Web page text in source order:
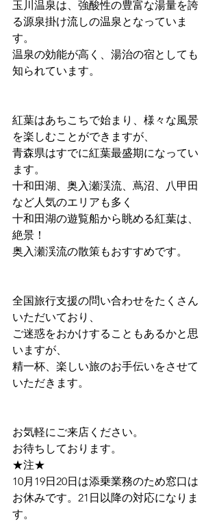
玉川温泉は、強酸性の豊富な湯量を誇
る源泉掛け流しの温泉となっていま
す。
温泉の効能が高く、湯治の宿としても
知られています。
紅葉はあちこちで始まり、様々な風景
を楽しむことができますが、
青森県はすでに紅葉最盛期になってい
ます。
十和田湖、奥入瀬渓流、蔦沼、八甲田
など人気のエリアも多く
十和田湖の遊覧船から眺める紅葉は、
絶景！
奥入瀬渓流の散策もおすすめです。
全国旅行支援の問い合わせをたくさん
いただいており、
ご迷惑をおかけすることもあるかと思
いますが、
精一杯、楽しい旅のお手伝いをさせて
いただきます。
お気軽にご来店ください。
お待ちしております。
★注★
10月19日20日は添乗業務のため窓口は
お休みです。21日以降の対応になりま
す。